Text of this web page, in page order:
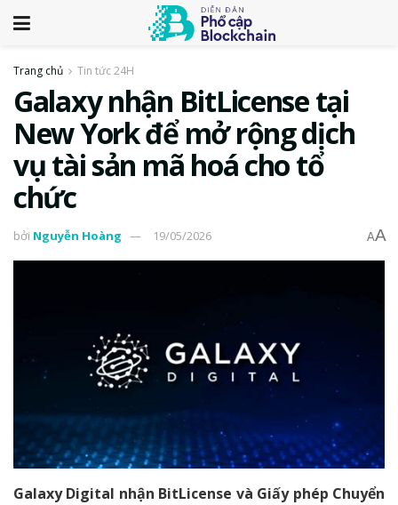
Trang chủ Tin tức 24H
Galaxy nhận BitLicense tại
New York để mở rộng dịch
vụ tài sản mã hoá cho tổ
chức
bởi Nguyễn Hoàng 19/05/2026 AA
Galaxy Digital nhận BitLicense và Giấy phép Chuyển